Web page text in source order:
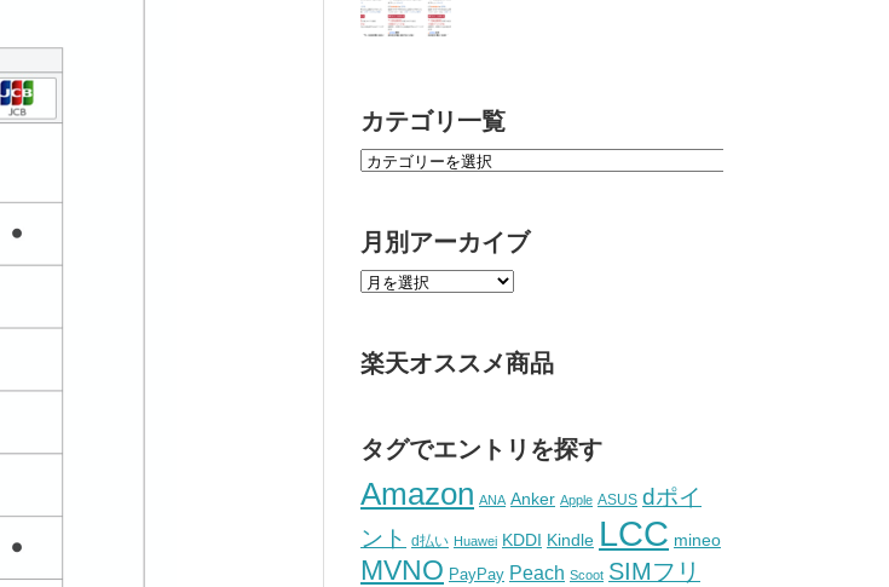
カテゴリ一覧
月別アーカイブ
楽天オススメ商品
タグでエントリを探す
Amazon ANA Anker Apple ASUS dポイ
ント
d払い Huawei KDDI Kindle LCC mineo
MVNO PayPay Peach Scoot SIMフリ